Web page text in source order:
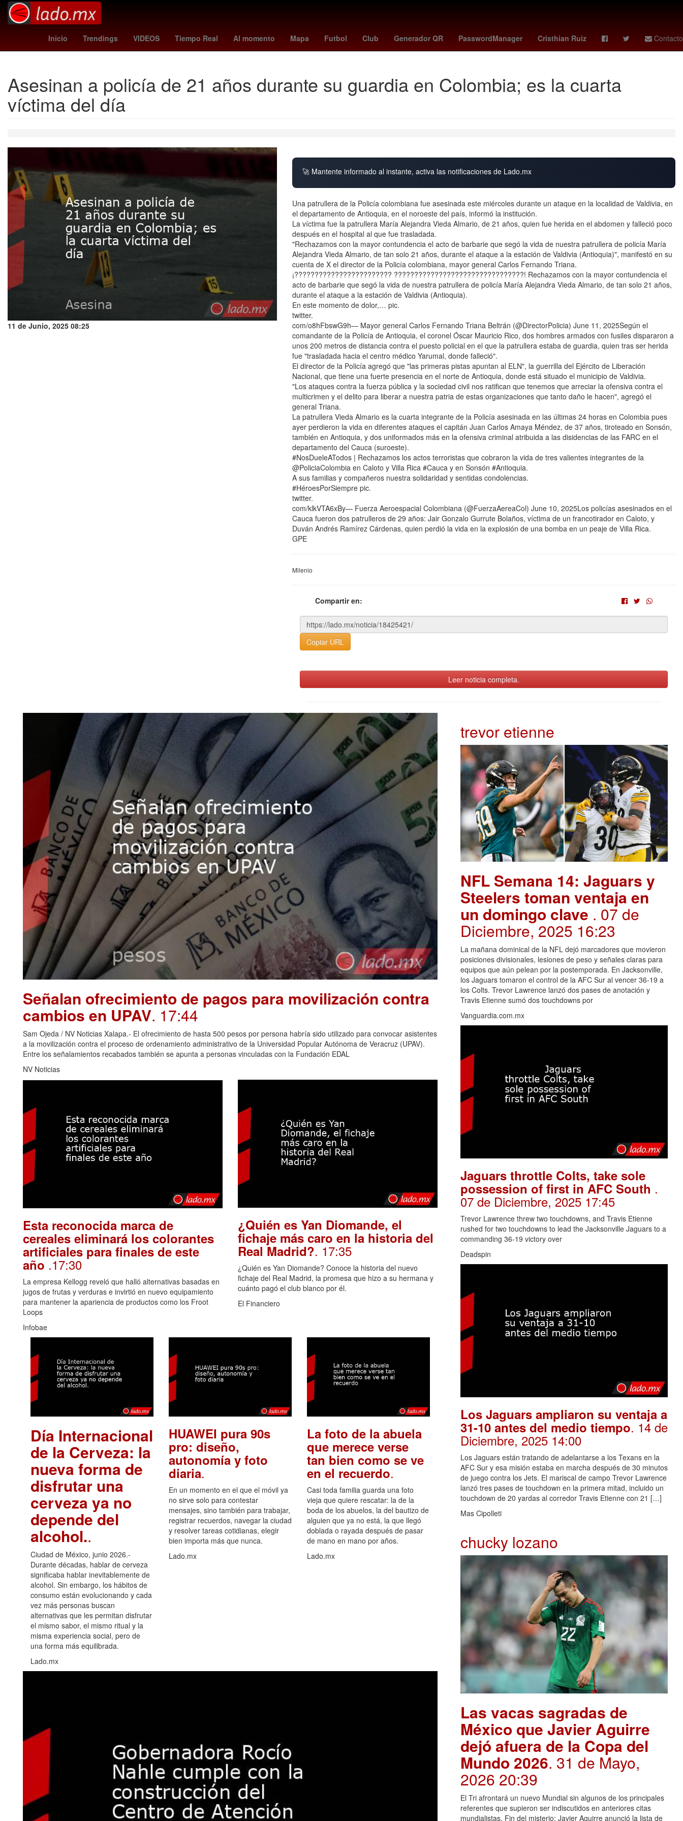
Inicio Trendings VIDEOS Tiempo Real Al momento Mapa Futbol Club Generador QR PasswordManager Cristhian Ruiz Contacto
Gobierno Dólar estadounidense México Pago Manchester City Football Club Jardines de Morelos Premier League Banderilla CovidCDMX Ricardo Salinas Pliego
Asesinan a policía de 21 años durante su guardia en Colombia; es la cuarta
víctima del día
11 de Junio, 2025 08:25
🚀 Mantente informado al instante, activa las notificaciones de Lado.mx
Una patrullera de la Policía colombiana fue asesinada este miércoles durante un ataque en la localidad de Valdivia, en
el departamento de Antioquia, en el noroeste del país, informó la institución.
La víctima fue la patrullera María Alejandra Vieda Almario, de 21 años, quien fue herida en el abdomen y falleció poco
después en el hospital al que fue trasladada.
"Rechazamos con la mayor contundencia el acto de barbarie que segó la vida de nuestra patrullera de policía María
Alejandra Vieda Almario, de tan solo 21 años, durante el ataque a la estación de Valdivia (Antioquia)", manifestó en su
cuenta de X el director de la Policía colombiana, mayor general Carlos Fernando Triana.
¡???????????????????????? ????????????????????????????????! Rechazamos con la mayor contundencia el
acto de barbarie que segó la vida de nuestra patrullera de policía María Alejandra Vieda Almario, de tan solo 21 años,
durante el ataque a la estación de Valdivia (Antioquia).
En este momento de dolor,… pic.
twitter.
com/o8hFbswG9h— Mayor general Carlos Fernando Triana Beltrán (@DirectorPolicia) June 11, 2025Según el
comandante de la Policía de Antioquia, el coronel Óscar Mauricio Rico, dos hombres armados con fusiles dispararon a
unos 200 metros de distancia contra el puesto policial en el que la patrullera estaba de guardia, quien tras ser herida
fue "trasladada hacia el centro médico Yarumal, donde falleció".
El director de la Policía agregó que "las primeras pistas apuntan al ELN", la guerrilla del Ejército de Liberación
Nacional, que tiene una fuerte presencia en el norte de Antioquia, donde está situado el municipio de Valdivia.
"Los ataques contra la fuerza pública y la sociedad civil nos ratifican que tenemos que arreciar la ofensiva contra el
multicrimen y el delito para liberar a nuestra patria de estas organizaciones que tanto daño le hacen", agregó el
general Triana.
La patrullera Vieda Almario es la cuarta integrante de la Policía asesinada en las últimas 24 horas en Colombia pues
ayer perdieron la vida en diferentes ataques el capitán Juan Carlos Amaya Méndez, de 37 años, tiroteado en Sonsón,
también en Antioquia, y dos uniformados más en la ofensiva criminal atribuida a las disidencias de las FARC en el
departamento del Cauca (suroeste).
#NosDueleATodos | Rechazamos los actos terroristas que cobraron la vida de tres valientes integrantes de la
@PoliciaColombia en Caloto y Villa Rica #Cauca y en Sonsón #Antioquia.
A sus familias y compañeros nuestra solidaridad y sentidas condolencias.
#HéroesPorSiempre pic.
twitter.
com/klkVTA6xBy— Fuerza Aeroespacial Colombiana (@FuerzaAereaCol) June 10, 2025Los policías asesinados en el
Cauca fueron dos patrulleros de 29 años: Jair Gonzalo Gurrute Bolaños, víctima de un francotirador en Caloto, y
Duván Andrés Ramírez Cárdenas, quien perdió la vida en la explosión de una bomba en un peaje de Villa Rica.
GPE
Milenio
Compartir en:
Copiar URL
Leer noticia completa.
Señalan ofrecimiento de pagos para movilización contra
cambios en UPAV. 17:44
Sam Ojeda / NV Noticias Xalapa.- El ofrecimiento de hasta 500 pesos por persona habría sido utilizado para convocar asistentes
a la movilización contra el proceso de ordenamiento administrativo de la Universidad Popular Autónoma de Veracruz (UPAV).
Entre los señalamientos recabados también se apunta a personas vinculadas con la Fundación EDAL
NV Noticias
Esta reconocida marca de
cereales eliminará los colorantes
artificiales para finales de este
año .17:30
La empresa Kellogg reveló que halló alternativas basadas en
jugos de frutas y verduras e invirtió en nuevo equipamiento
para mantener la apariencia de productos como los Froot
Loops
Infobae
¿Quién es Yan Diomande, el
fichaje más caro en la historia del
Real Madrid?. 17:35
¿Quién es Yan Diomande? Conoce la historia del nuevo
fichaje del Real Madrid, la promesa que hizo a su hermana y
cuánto pagó el club blanco por él.
El Financiero
Día Internacional
de la Cerveza: la
nueva forma de
disfrutar una
cerveza ya no
depende del
alcohol..
Ciudad de México, junio 2026.-
Durante décadas, hablar de cerveza
significaba hablar inevitablemente de
alcohol. Sin embargo, los hábitos de
consumo están evolucionando y cada
vez más personas buscan
alternativas que les permitan disfrutar
el mismo sabor, el mismo ritual y la
misma experiencia social, pero de
una forma más equilibrada.
Lado.mx
HUAWEI pura 90s
pro: diseño,
autonomía y foto
diaria.
En un momento en el que el móvil ya
no sirve solo para contestar
mensajes, sino también para trabajar,
registrar recuerdos, navegar la ciudad
y resolver tareas cotidianas, elegir
bien importa más que nunca.
Lado.mx
La foto de la abuela
que merece verse
tan bien como se ve
en el recuerdo.
Casi toda familia guarda una foto
vieja que quiere rescatar: la de la
boda de los abuelos, la del bautizo de
alguien que ya no está, la que llegó
doblada o rayada después de pasar
de mano en mano por años.
Lado.mx
trevor etienne
NFL Semana 14: Jaguars y
Steelers toman ventaja en
un domingo clave . 07 de
Diciembre, 2025 16:23
La mañana dominical de la NFL dejó marcadores que movieron
posiciones divisionales, lesiones de peso y señales claras para
equipos que aún pelean por la postemporada. En Jacksonville,
los Jaguars tomaron el control de la AFC Sur al vencer 36-19 a
los Colts. Trevor Lawrence lanzó dos pases de anotación y
Travis Etienne sumó dos touchdowns por
Vanguardia.com.mx
Jaguars throttle Colts, take sole
possession of first in AFC South .
07 de Diciembre, 2025 17:45
Trevor Lawrence threw two touchdowns, and Travis Etienne
rushed for two touchdowns to lead the Jacksonville Jaguars to a
commanding 36-19 victory over
Deadspin
Los Jaguars ampliaron su ventaja a
31-10 antes del medio tiempo. 14 de
Diciembre, 2025 14:00
Los Jaguars están tratando de adelantarse a los Texans en la
AFC Sur y esa misión estaba en marcha después de 30 minutos
de juego contra los Jets. El mariscal de campo Trevor Lawrence
lanzó tres pases de touchdown en la primera mitad, incluido un
touchdown de 20 yardas al corredor Travis Etienne con 21 […]
Mas Cipolleti
chucky lozano
Las vacas sagradas de
México que Javier Aguirre
dejó afuera de la Copa del
Mundo 2026. 31 de Mayo,
2026 20:39
El Tri afrontará un nuevo Mundial sin algunos de los principales
referentes que supieron ser indiscutidos en anteriores citas
mundialistas. Fin del misterio: Javier Aguirre anunció la lista de